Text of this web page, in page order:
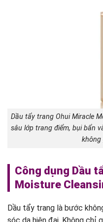
Dầu tẩy trang Ohui Miracle
sâu lớp trang điểm, bụi bẩn
không
Công dụng Dầu
Moisture
Dầu tẩy trang là bước